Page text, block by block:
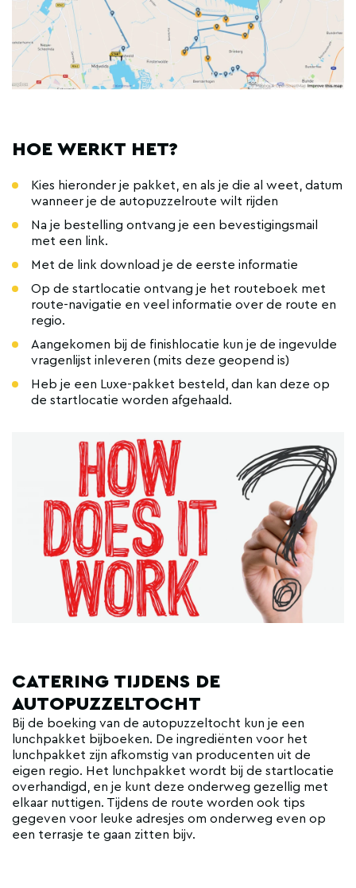
HOE WERKT HET?
Kies hieronder je pakket, en als je die al weet, datum
wanneer je de autopuzzelroute wilt rijden
Na je bestelling ontvang je een bevestigingsmail
met een link.
Met de link download je de eerste informatie
Op de startlocatie ontvang je het routeboek met
route-navigatie en veel informatie over de route en
regio.
Aangekomen bij de finishlocatie kun je de ingevulde
vragenlijst inleveren (mits deze geopend is)
Heb je een Luxe-pakket besteld, dan kan deze op
de startlocatie worden afgehaald.
CATERING TIJDENS DE
AUTOPUZZELTOCHT
Bij de boeking van de autopuzzeltocht kun je een
lunchpakket bijboeken. De ingrediënten voor het
lunchpakket zijn afkomstig van producenten uit de
eigen regio. Het lunchpakket wordt bij de startlocatie
overhandigd, en je kunt deze onderweg gezellig met
elkaar nuttigen. Tijdens de route worden ook tips
gegeven voor leuke adresjes om onderweg even op
een terrasje te gaan zitten bijv.